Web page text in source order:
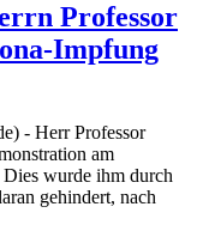
Professor
Impfung
- Herr Professor
am
wurde ihm durch
gehindert, nach